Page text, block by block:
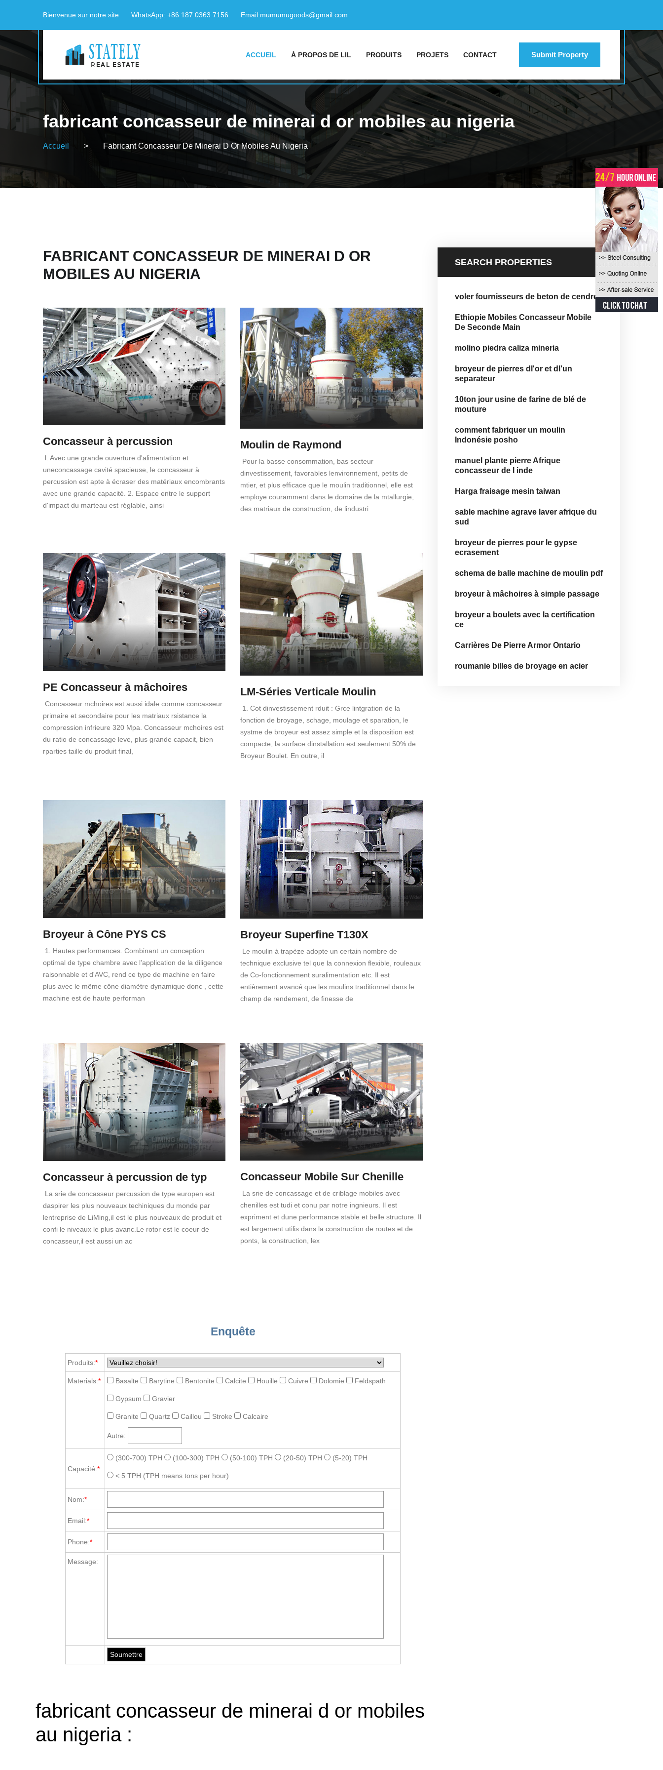
Bienvenue sur notre site WhatsApp: +86 187 0363 7156 Email:mumumugoods@gmail.com
ACCUEIL À PROPOS DE LIL PRODUITS PROJETS CONTACT Submit Property
fabricant concasseur de minerai d or mobiles au nigeria
Accueil > Fabricant Concasseur De Minerai D Or Mobiles Au Nigeria
FABRICANT CONCASSEUR DE MINERAI D OR
MOBILES AU NIGERIA
Concasseur à percussion
l. Avec une grande ouverture d'alimentation et
uneconcassage cavité spacieuse, le concasseur à
percussion est apte à écraser des matériaux encombrants
avec une grande capacité. 2. Espace entre le support
d'impact du marteau est réglable, ainsi
Moulin de Raymond
Pour la basse consommation, bas secteur
dinvestissement, favorables lenvironnement, petits de
mtier, et plus efficace que le moulin traditionnel, elle est
employe couramment dans le domaine de la mtallurgie,
des matriaux de construction, de lindustri
PE Concasseur à mâchoires
Concasseur mchoires est aussi idale comme concasseur
primaire et secondaire pour les matriaux rsistance la
compression infrieure 320 Mpa. Concasseur mchoires est
du ratio de concassage leve, plus grande capacit, bien
rparties taille du produit final,
LM-Séries Verticale Moulin
1. Cot dinvestissement rduit : Grce lintgration de la
fonction de broyage, schage, moulage et sparation, le
systme de broyeur est assez simple et la disposition est
compacte, la surface dinstallation est seulement 50% de
Broyeur Boulet. En outre, il
Broyeur à Cône PYS CS
1. Hautes performances. Combinant un conception
optimal de type chambre avec l'application de la diligence
raisonnable et d'AVC, rend ce type de machine en faire
plus avec le même cône diamètre dynamique donc , cette
machine est de haute performan
Broyeur Superfine T130X
Le moulin à trapèze adopte un certain nombre de
technique exclusive tel que la connexion flexible, rouleaux
de Co-fonctionnement suralimentation etc. Il est
entièrement avancé que les moulins traditionnel dans le
champ de rendement, de finesse de
Concasseur à percussion de typ
La srie de concasseur percussion de type europen est
daspirer les plus nouveaux techiniques du monde par
lentreprise de LiMing,iI est le plus nouveaux de produit et
confi le niveaux le plus avanc.Le rotor est le coeur de
concasseur,il est aussi un ac
Concasseur Mobile Sur Chenille
La srie de concassage et de criblage mobiles avec
chenilles est tudi et conu par notre ingnieurs. Il est
expriment et dune performance stable et belle structure. Il
est largement utilis dans la construction de routes et de
ponts, la construction, lex
Enquête
Produits:*
Materials:* Basalte Barytine Bentonite Calcite Houille Cuivre Dolomie Feldspath
Gypsum Gravier
Granite Quartz Caillou Stroke Calcaire
Autre:
Capacité:*
(300-700) TPH (100-300) TPH (50-100) TPH (20-50) TPH (5-20) TPH
< 5 TPH (TPH means tons per hour)
Nom:*
Email:*
Phone:*
Message:
fabricant concasseur de minerai d or mobiles
au nigeria :
SEARCH PROPERTIES
voler fournisseurs de beton de cendres
Ethiopie Mobiles Concasseur Mobile
De Seconde Main
molino piedra caliza mineria
broyeur de pierres dl'or et dl'un
separateur
10ton jour usine de farine de blé de
mouture
comment fabriquer un moulin
Indonésie posho
manuel plante pierre Afrique
concasseur de l inde
Harga fraisage mesin taiwan
sable machine agrave laver afrique du
sud
broyeur de pierres pour le gypse
ecrasement
schema de balle machine de moulin pdf
broyeur à mâchoires à simple passage
broyeur a boulets avec la certification
ce
Carrières De Pierre Armor Ontario
roumanie billes de broyage en acier